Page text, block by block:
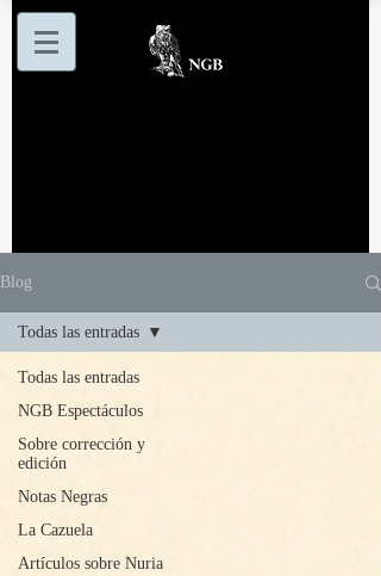
Blog
Todas las entradas
NGB Espectáculos
Sobre corrección y
edición
Notas Negras
La Cazuela
Artículos sobre Nuria
Todas las entradas